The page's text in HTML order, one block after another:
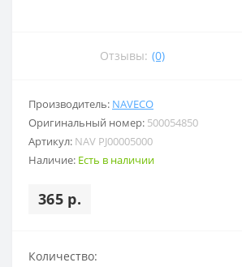
Отзывы: (0)
Производитель: NAVECO
Оригинальный номер: 500054850
Артикул: NAV PJ00005000
Наличие: Есть в наличии
365 р.
Количество: